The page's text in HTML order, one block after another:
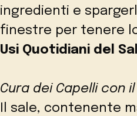
ingredienti e
finestre per tenere
Usi Quotidiani del
Cura dei Capelli con il
Il sale, contenente